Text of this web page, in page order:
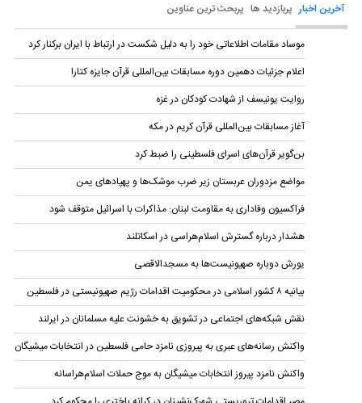
آخرین اخبار پربازدید ها پربحث ترین عناوین
موساد مقامات اطلاعاتی خود را به دلیل شکست در ارتباط با ایران برکنار کرد
اعلام جزئیات دهمین دوره‌ مسابقات بین‌المللی قرآن جایزه کتارا
روایت یونیسف از شهادت کودکان در غزه
آغاز مسابقات بین‌المللی قرآن کریم در مکه
بن‌گویر قرآن‌های اسرای فلسطینی را ضبط کرد
مواضع مزدوران عربستان زیر ضرب موشک‌ها و پهپادهای یمن
فراکسیون وفاداری به مقاومت لبنان: مذاکرات با اسرائیل متوقف شود
هشدار درباره گسترش اسلام‌هراسی در اسکاتلند
یورش دوباره صهیونیست‌ها به مسجدالاقصی
بیانیه ۸ کشور اسلامی در محکومیت اقدامات رژیم صهیونیستی در فلسطین
نقش شبکه‌های اجتماعی در تشویق به خشونت علیه مسلمانان در ایرلند
واکنش رسانه‌های عبری به پیروزی نامزد حامی فلسطین در انتخابات میشیگان
واکنش نامزد پیروز انتخابات میشیگان به موج حملات اسلام‌هراسانه